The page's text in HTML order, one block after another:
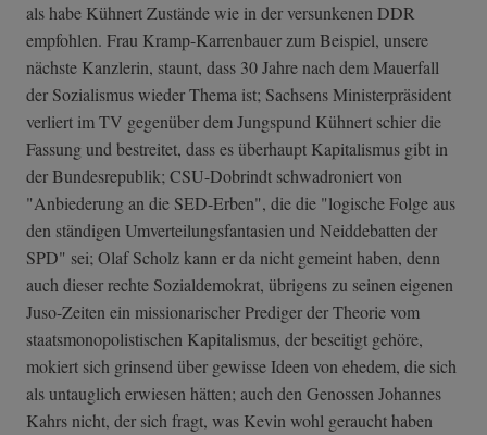
als habe Kühnert Zustände wie in der versunkenen DDR
empfohlen. Frau Kramp-Karrenbauer zum Beispiel, unsere
nächste Kanzlerin, staunt, dass 30 Jahre nach dem Mauerfall
der Sozialismus wieder Thema ist; Sachsens Ministerpräsident
verliert im TV gegenüber dem Jungspund Kühnert schier die
Fassung und bestreitet, dass es überhaupt Kapitalismus gibt in
der Bundesrepublik; CSU-Dobrindt schwadroniert von
"Anbiederung an die SED-Erben", die die "logische Folge aus
den ständigen Umverteilungsfantasien und Neiddebatten der
SPD" sei; Olaf Scholz kann er da nicht gemeint haben, denn
auch dieser rechte Sozialdemokrat, übrigens zu seinen eigenen
Juso-Zeiten ein missionarischer Prediger der Theorie vom
staatsmonopolistischen Kapitalismus, der beseitigt gehöre,
mokiert sich grinsend über gewisse Ideen von ehedem, die sich
als untauglich erwiesen hätten; auch den Genossen Johannes
Kahrs nicht, der sich fragt, was Kevin wohl geraucht haben